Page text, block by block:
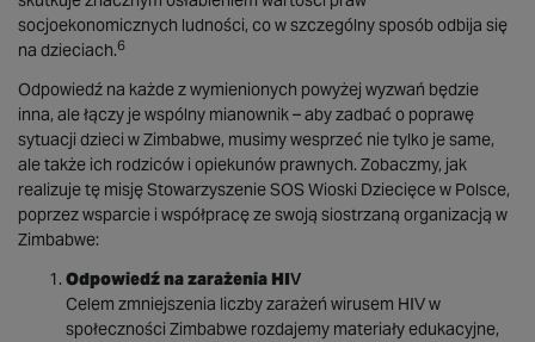
socjoekonomicznych ludności, co w szczególny sposób odbija się
na dzieciach.6
Odpowiedź na każde z wymienionych powyżej wyzwań będzie
inna, ale łączy je wspólny mianownik – aby zadbać o poprawę
sytuacji dzieci w Zimbabwe, musimy wesprzeć nie tylko je same,
ale także ich rodziców i opiekunów prawnych. Zobaczmy, jak
realizuje tę misję Stowarzyszenie SOS Wioski Dziecięce w Polsce,
poprzez wsparcie i współpracę ze swoją siostrzaną organizacją w
Zimbabwe:
Odpowiedź na zarażenia HIV
Celem zmniejszenia liczby zarażeń wirusem HIV w
społeczności Zimbabwe rozdajemy materiały edukacyjne,